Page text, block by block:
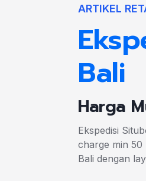
ARTIKEL
Bali
Harga
Ekspedisi
charge min 50
Bali dengan